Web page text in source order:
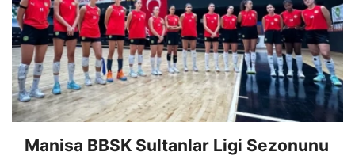
Manisa BBSK Sultanlar Ligi Sezonunu